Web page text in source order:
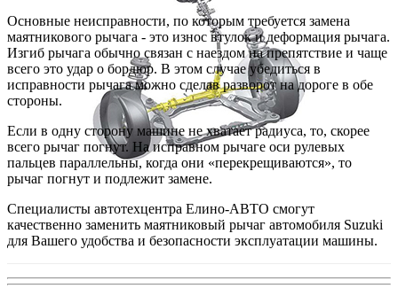
Основные неисправности, по которым требуется замена
маятникового рычага - это износ втулок и деформация рычага.
Изгиб рычага обычно связан с наездом на препятствие и чаще
всего это удар о бордюр. В этом случае убедиться в
исправности рычага можно сделав разворот на дороге в обе
стороны.
Если в одну сторону машине не хватает радиуса, то, скорее
всего рычаг погнут. На исправном рычаге оси рулевых
пальцев параллельны, когда они «перекрещиваются», то
рычаг погнут и подлежит замене.
Специалисты автотехцентра Елино-АВТО смогут
качественно заменить маятниковый рычаг автомобиля Suzuki
для Вашего удобства и безопасности эксплуатации машины.